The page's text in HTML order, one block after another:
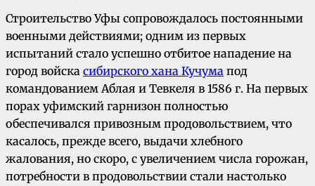
Строительство Уфы сопровождалось постоянными
военными действиями; одним из первых
испытаний стало успешно отбитое нападение на
город войска сибирского хана Кучума под
командованием Аблая и Тевкеля в 1586 г. На первых
порах уфимский гарнизон полностью
обеспечивался привозным продовольствием, что
касалось, прежде всего, выдачи хлебного
жалования, но скоро, с увеличением числа горожан,
потребности в продовольствии стали настолько